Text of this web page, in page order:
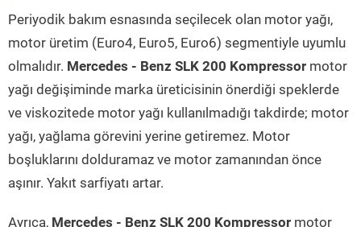
Periyodik bakım esnasında seçilecek olan motor yağı,
motor üretim (Euro4, Euro5, Euro6) segmentiyle uyumlu
olmalıdır. Mercedes - Benz SLK 200 Kompressor motor
yağı değişiminde marka üreticisinin önerdiği speklerde
ve viskozitede motor yağı kullanılmadığı takdirde; motor
yağı, yağlama görevini yerine getiremez. Motor
boşluklarını dolduramaz ve motor zamanından önce
aşınır. Yakıt sarfiyatı artar.
Ayrıca, Mercedes - Benz SLK 200 Kompressor motor